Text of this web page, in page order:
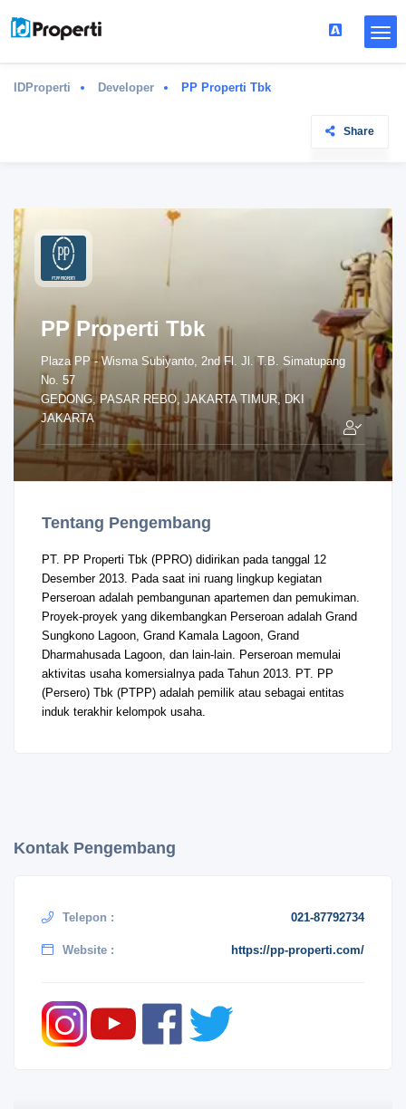
IDProperti Developer PP Properti Tbk
Share
PP Properti Tbk
Plaza PP - Wisma Subiyanto, 2nd Fl. Jl. T.B. Simatupang
No. 57
GEDONG, PASAR REBO, JAKARTA TIMUR, DKI
JAKARTA
Tentang Pengembang
PT. PP Properti Tbk (PPRO) didirikan pada tanggal 12
Desember 2013. Pada saat ini ruang lingkup kegiatan
Perseroan adalah pembangunan apartemen dan pemukiman.
Proyek-proyek yang dikembangkan Perseroan adalah Grand
Sungkono Lagoon, Grand Kamala Lagoon, Grand
Dharmahusada Lagoon, dan lain-lain. Perseroan memulai
aktivitas usaha komersialnya pada Tahun 2013. PT. PP
(Persero) Tbk (PTPP) adalah pemilik atau sebagai entitas
induk terakhir kelompok usaha.
Kontak Pengembang
Telepon : 021-87792734
Website : https://pp-properti.com/